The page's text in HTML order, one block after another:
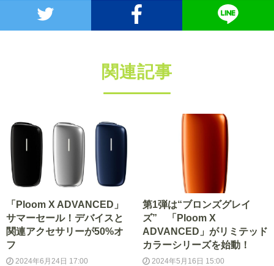
関連記事
「Ploom X ADVANCED」
サマーセール！デバイスと
関連アクセサリーが50%オ
フ
2024年6月24日 17:00
第1弾は“ブロンズグレイ
ズ” 「Ploom X
ADVANCED」がリミテッド
カラーシリーズを始動！
2024年5月16日 15:00